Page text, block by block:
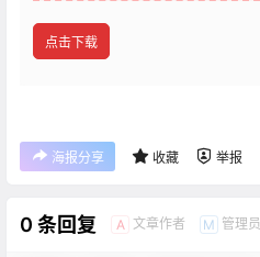
点击下载
海报分享 收藏 举报
0 条回复 A 文章作者 M 管理员